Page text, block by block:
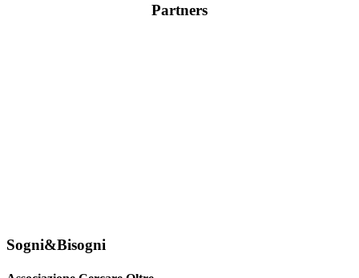
Partners
Sogni&Bisogni